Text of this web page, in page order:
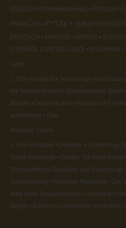
ENGLISH (US/International) ENGLISH
FRANÇAIS עברית 日本語 РУССКИЙ
DEUTSCH
MAGYAR NORSK
ESPAÑOL (CASTELLANO)
ΕΛΛΗΝΙΚA
Links
L. Ron Hubbard Scientology
die Menschlichkeit
Ehrenamtliche
Bücher
Online-Kurse Wer bin ich?
aufnehmen
Orte
Ähnliche Seiten
L. Ron Hubbard Dianetik Scientology
David Miscavige
Starten Sie Ihren
Ehrenamtliche Geistliche der Scientology
Scientologists
Freedom Magazine Der
Welt ohne Drogenkonsum
United for
Rights
Citizens Commission on Human